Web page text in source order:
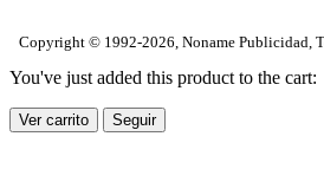
Copyright © 1992-2026, Noname Publicidad,
You've just added this product to the cart:
Ver carrito Seguir